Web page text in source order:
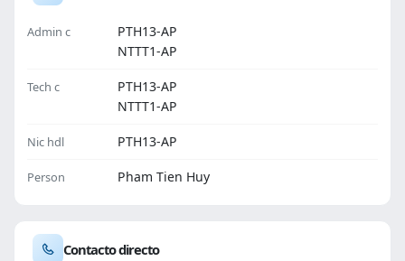
Admin c
PTH13-AP
NTTT1-AP
Tech c
PTH13-AP
NTTT1-AP
Nic hdl PTH13-AP
Person Pham Tien Huy
Contacto directo